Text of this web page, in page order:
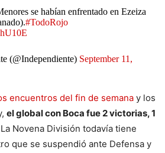
se habían enfrentado en Ezeiza
#TodoRojo
(@Independiente) September 11,
encuentros del fin de semana y los
el global con Boca fue 2 victorias, 1
Novena División todavía tiene
que se suspendió ante Defensa y